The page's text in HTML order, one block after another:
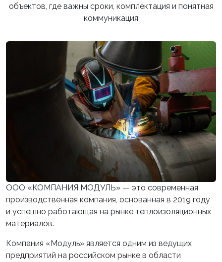
объектов, где важны сроки, комплектация и понятная
коммуникация
ООО «КОМПАНИЯ МОДУЛЬ» — это современная
производственная компания, основанная в 2019 году
и успешно работающая на рынке теплоизоляционных
материалов.
Компания «Модуль» является одним из ведущих
предприятий на российском рынке в области